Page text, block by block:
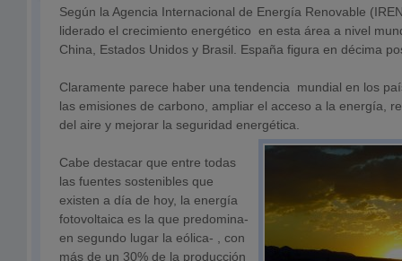
Según la Agencia Internacional de Energía Renovable
liderado el crecimiento energético en esta área a nivel
China, Estados Unidos y Brasil. España figura en décima
Claramente parece haber una tendencia mundial en los
las emisiones de carbono, ampliar el acceso a la energía,
del aire y mejorar la seguridad energética.
Cabe destacar que entre todas
las fuentes sostenibles que
existen a día de hoy, la energía
fotovoltaica es la que predomina-
en segundo lugar la eólica- , con
más de un 30% de la producción